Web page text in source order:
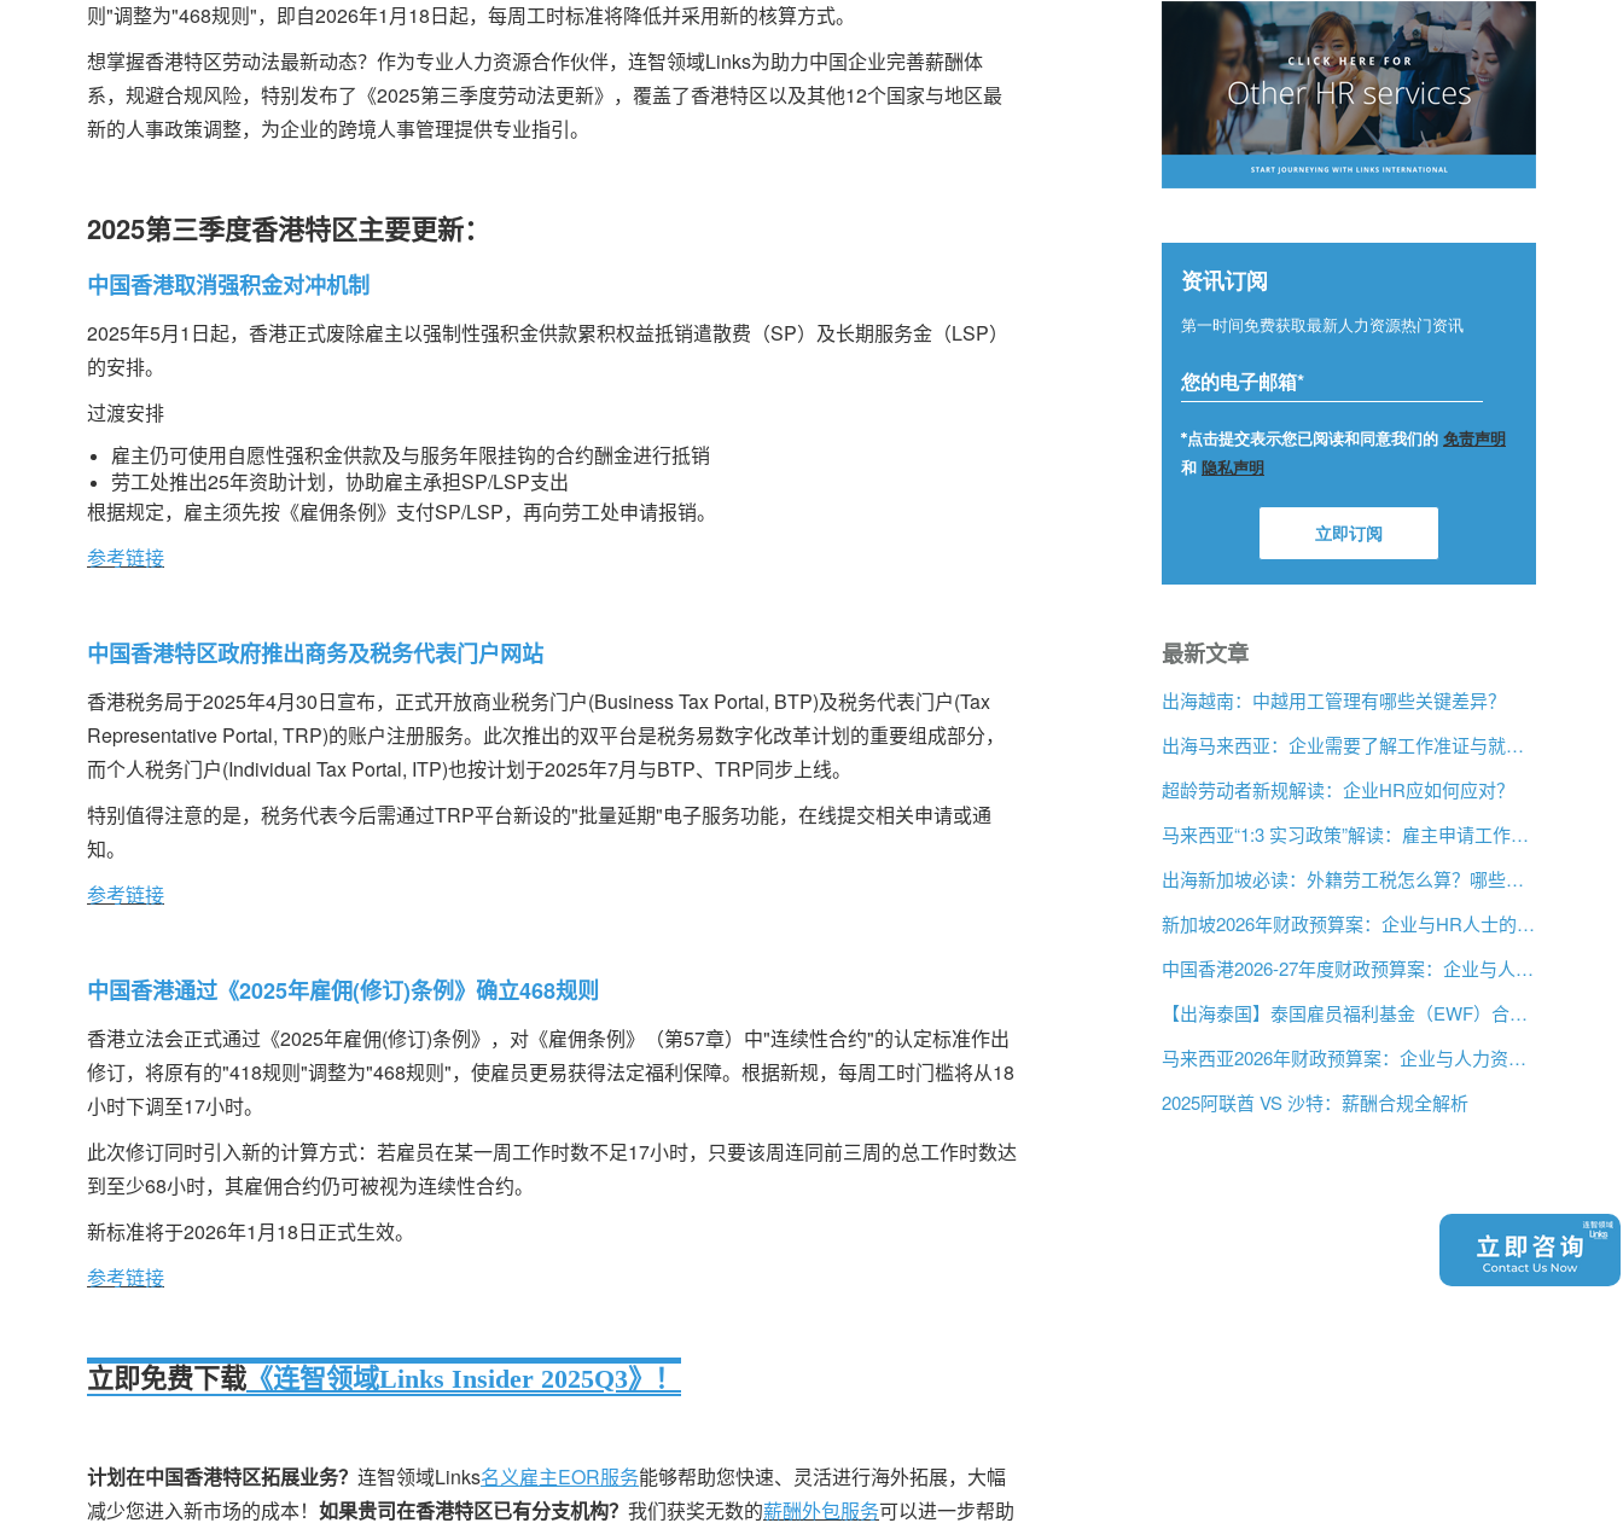
则"调整为"468规则"，即自2026年1月18日起，每周工时标准将降低并采用新的核算方式。
想掌握香港特区劳动法最新动态？作为专业人力资源合作伙伴，连智领域Links为助力中国企业完善薪酬体
系，规避合规风险，特别发布了《2025第三季度劳动法更新》，覆盖了香港特区以及其他12个国家与地区最
新的人事政策调整，为企业的跨境人事管理提供专业指引。
2025第三季度香港特区主要更新：
中国香港取消强积金对冲机制
2025年5月1日起，香港正式废除雇主以强制性强积金供款累积权益抵销遣散费（SP）及长期服务金（LSP）
的安排。
过渡安排
雇主仍可使用自愿性强积金供款及与服务年限挂钩的合约酬金进行抵销
劳工处推出25年资助计划，协助雇主承担SP/LSP支出
根据规定，雇主须先按《雇佣条例》支付SP/LSP，再向劳工处申请报销。
参考链接
中国香港特区政府推出商务及税务代表门户网站
香港税务局于2025年4月30日宣布，正式开放商业税务门户(Business Tax Portal, BTP)及税务代表门户(Tax
Representative Portal, TRP)的账户注册服务。此次推出的双平台是税务易数字化改革计划的重要组成部分，
而个人税务门户(Individual Tax Portal, ITP)也按计划于2025年7月与BTP、TRP同步上线。
特别值得注意的是，税务代表今后需通过TRP平台新设的"批量延期"电子服务功能，在线提交相关申请或通
知。
参考链接
中国香港通过《2025年雇佣(修订)条例》确立468规则
香港立法会正式通过《2025年雇佣(修订)条例》，对《雇佣条例》（第57章）中"连续性合约"的认定标准作出
修订，将原有的"418规则"调整为"468规则"，使雇员更易获得法定福利保障。根据新规，每周工时门槛将从18
小时下调至17小时。
此次修订同时引入新的计算方式：若雇员在某一周工作时数不足17小时，只要该周连同前三周的总工作时数达
到至少68小时，其雇佣合约仍可被视为连续性合约。
新标准将于2026年1月18日正式生效。
参考链接
立即免费下载 《连智领域Links Insider 2025Q3》！
计划在中国香港特区拓展业务？ 连智领域Links名义雇主EOR服务能够帮助您快速、灵活进行海外拓展，大幅
减少您进入新市场的成本！ 如果贵司在香港特区已有分支机构？ 我们获奖无数的薪酬外包服务可以进一步帮助
最新文章
出海越南：中越用工管理有哪些关键差异？
出海马来西亚：企业需要了解工作准证与就业事项
超龄劳动者新规解读：企业HR应如何应对？
马来西亚“1:3 实习政策”解读：雇主申请工作签证前需要了解什么？
出海新加坡必读：外籍劳工税怎么算？哪些情况可以豁免？
新加坡2026年财政预算案：企业与HR人士的关注要点
中国香港2026-27年度财政预算案：企业与人力资源主管关注要点
【出海泰国】泰国雇员福利基金（EWF）合规指南
马来西亚2026年财政预算案：企业与人力资源必读
2025阿联酋 VS 沙特：薪酬合规全解析